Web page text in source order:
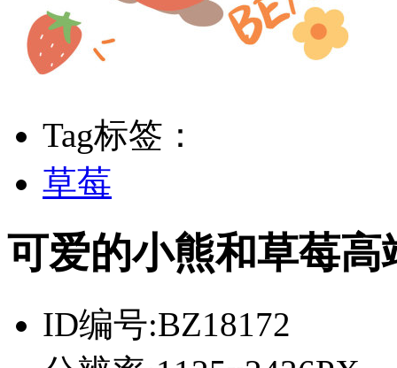
Tag标签：
草莓
可爱的小熊和草莓
ID编号:BZ18172